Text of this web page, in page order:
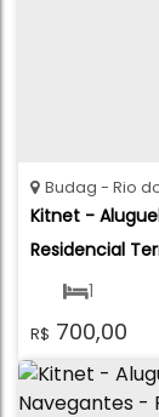
Kitnet -
Residencial
R$ 700,00
Budag Rio
1